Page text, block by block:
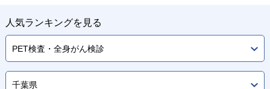
人気ランキングを見る